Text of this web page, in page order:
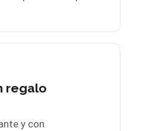
regalo
y con